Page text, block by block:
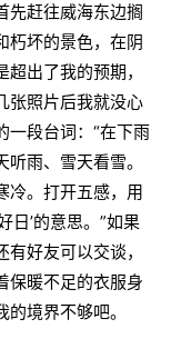
先赶往威海东边搁
朽坏的景色，在阴
出了我的预期，
张照片后我就没心
一段台词：“在下雨
雨、雪天看雪。
冷。打开五感，用
日’的意思。”如果
好友可以交谈，
保暖不足的衣服身
境界不够吧。